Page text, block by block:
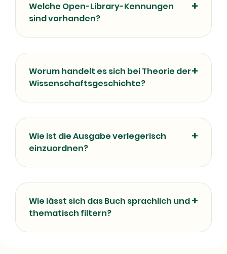
Welche Open-Library-Kennungen
sind vorhanden?
Worum handelt es sich bei Theorie der
Wissenschaftsgeschichte?
Wie ist die Ausgabe verlegerisch
einzuordnen?
Wie lässt sich das Buch sprachlich und
thematisch filtern?